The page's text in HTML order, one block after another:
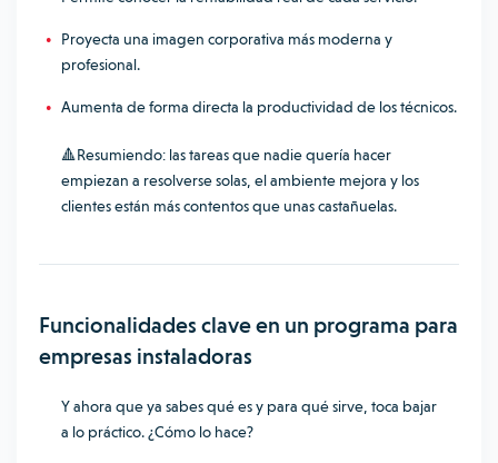
Proyecta una imagen corporativa más moderna y
profesional.
Aumenta de forma directa la productividad de los técnicos.
🔺Resumiendo: las tareas que nadie quería hacer
empiezan a resolverse solas, el ambiente mejora y los
clientes están más contentos que unas castañuelas.
Funcionalidades clave en un programa para
empresas instaladoras
Y ahora que ya sabes qué es y para qué sirve, toca bajar
a lo práctico. ¿Cómo lo hace?